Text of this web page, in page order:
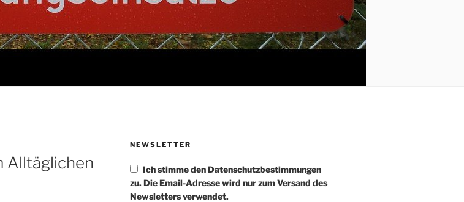
Alltäglichen
NEWSLETTER
Ich stimme den Datenschutzbestimmungen
zu. Die Email-Adresse wird nur zum Versand des
Newsletters verwendet.